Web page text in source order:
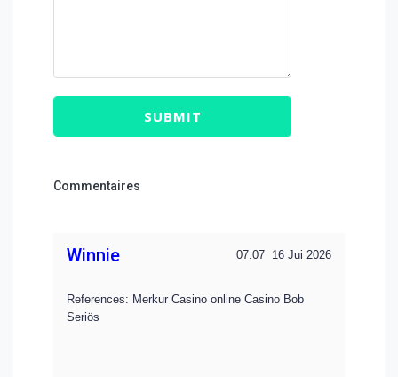
SUBMIT
Commentaires
16 Jui 2026
07:07
Winnie
References: Merkur Casino online Casino Bob
Seriös